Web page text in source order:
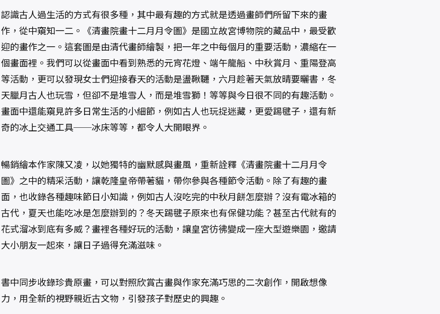
認識古人過生活的方式有很多種，其中最有趣的方式就是透過畫師們所留下來的畫
作，從中窺知一二。《清畫院畫十二月月令圖》是國立故宮博物院的藏品中，最受歡
迎的畫作之一。這套圖是由清代畫師繪製，把一年之中每個月的重要活動，濃縮在一
個畫面裡。我們可以從畫面中看到熟悉的元宵花燈、端午龍船、中秋賞月、重陽登高
等活動，更可以發現女士們迎接春天的活動是盪鞦韆，六月趁著天氣放晴要曬書，冬
天臘月古人也玩雪，但卻不是堆雪人，而是堆雪獅！等等與今日很不同的有趣活動。
畫面中還能窺見許多日常生活的小細節，例如古人也玩捉迷藏，更愛踢毽子，還有新
奇的冰上交通工具──冰床等等，都令人大開眼界。
暢銷繪本作家陳又凌，以她獨特的幽默感與畫風，重新詮釋《清畫院畫十二月月令
圖》之中的精采活動，讓乾隆皇帝帶著貓，帶你參與各種節令活動。除了有趣的畫
面，也收錄各種趣味節日小知識，例如古人沒吃完的中秋月餅怎麼辦？沒有電冰箱的
古代，夏天也能吃冰是怎麼辦到的？冬天踢毽子原來也有保健功能？甚至古代就有的
花式溜冰到底有多威？畫裡各種好玩的活動，讓皇宮彷彿變成一座大型遊樂園，邀請
大小朋友一起來，讓日子過得充滿滋味。
書中同步收錄珍貴原畫，可以對照欣賞古畫與作家充滿巧思的二次創作，開啟想像
力，用全新的視野親近古文物，引發孩子對歷史的興趣。